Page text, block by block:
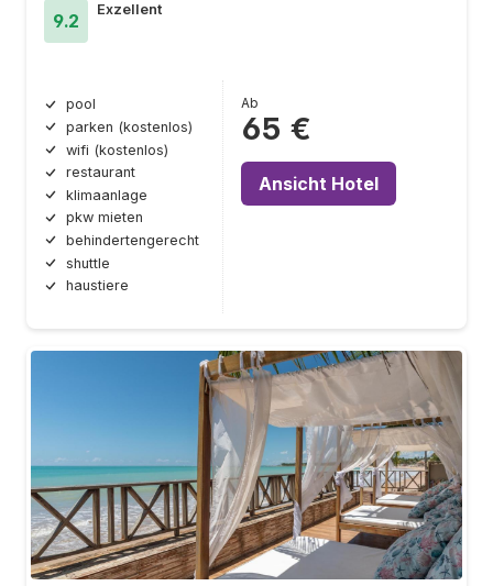
9.2
Exzellent
pool
parken (kostenlos)
wifi (kostenlos)
restaurant
klimaanlage
pkw mieten
behindertengerecht
shuttle
haustiere
Ab
65 €
Ansicht Hotel